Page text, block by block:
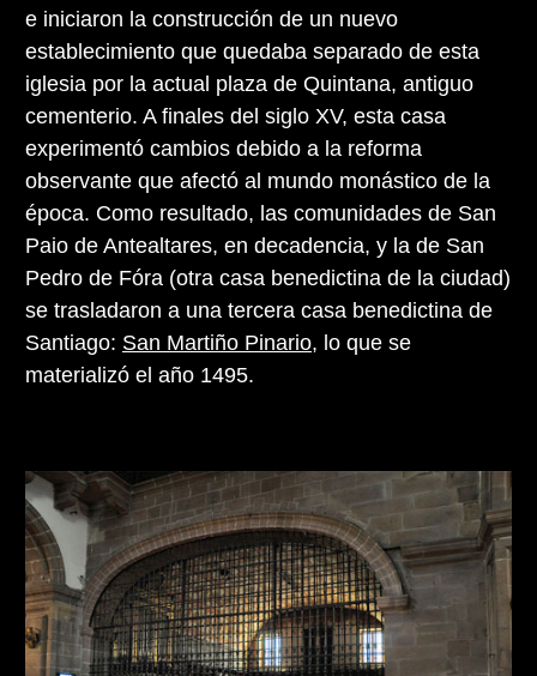
e iniciaron la construcción de un nuevo
establecimiento que quedaba separado de esta
iglesia por la actual plaza de Quintana, antiguo
cementerio. A finales del siglo XV, esta casa
experimentó cambios debido a la reforma
observante que afectó al mundo monástico de la
época. Como resultado, las comunidades de San
Paio de Antealtares, en decadencia, y la de San
Pedro de Fóra (otra casa benedictina de la ciudad)
se trasladaron a una tercera casa benedictina de
Santiago: San Martiño Pinario, lo que se
materializó el año 1495.